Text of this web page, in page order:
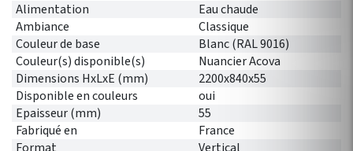
Alimentation
Eau chaude
Ambiance
Classique
Couleur de base
Blanc (RAL 9016)
Couleur(s) disponible(s)
Nuancier Acova
Dimensions HxLxE (mm)
2200x840x55
Disponible en couleurs
oui
Epaisseur (mm)
55
Fabriqué en
France